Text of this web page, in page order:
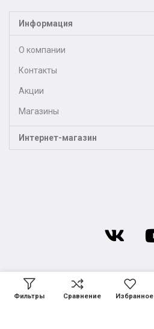
Информация
О компании
Контакты
Акции
Магазины
Интернет-магазин
Фильтры Сравнение Избранное